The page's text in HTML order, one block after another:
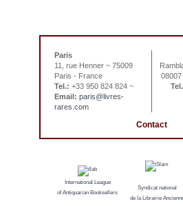
Paris
11, rue Henner ~ 75009
Paris - France
Tel.: +33 950 824 824 ~
Email: paris@livres-
rares.com
Contact
International League
of Antiquarian Booksellers
Syndicat national
de la Librairie